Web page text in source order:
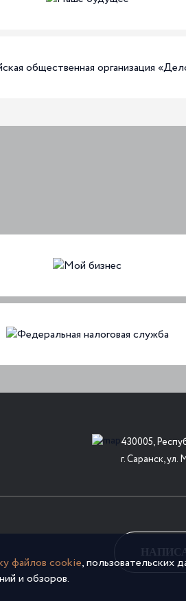
файлов cookie, пользовательских
и обзоров.
430005,
г. Саранск,